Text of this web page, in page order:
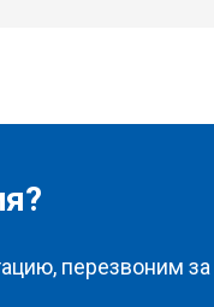
перезвоним